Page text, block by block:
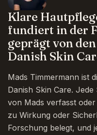
Klare
fundiert in der
geprägt von
Danish Skin
Mads Timmermann ist
Danish Skin Care.
von Mads verfasst
zu Wirkung oder
Forschung belegt, und